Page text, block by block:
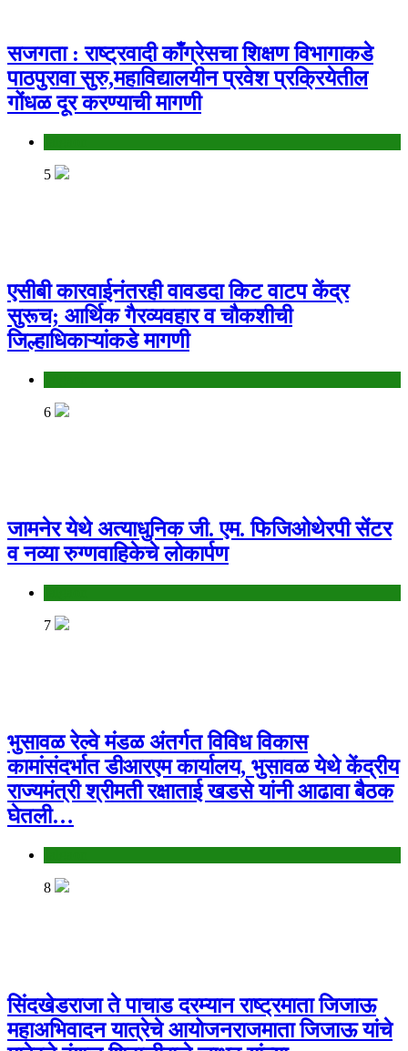
सजगता : राष्ट्रवादी काँग्रेसचा शिक्षण विभागाकडे
पाठपुरावा सुरु,महाविद्यालयीन प्रवेश प्रक्रियेतील
गोंधळ दूर करण्याची मागणी
5
एसीबी कारवाईनंतरही वावडदा किट वाटप केंद्र
सुरूच; आर्थिक गैरव्यवहार व चौकशीची
जिल्हाधिकाऱ्यांकडे मागणी
6
जामनेर येथे अत्याधुनिक जी. एम. फिजिओथेरपी सेंटर
व नव्या रुग्णवाहिकेचे लोकार्पण
7
भुसावळ रेल्वे मंडळ अंतर्गत विविध विकास
कामांसंदर्भात डीआरएम कार्यालय, भुसावळ येथे केंद्रीय
राज्यमंत्री श्रीमती रक्षाताई खडसे यांनी आढावा बैठक
घेतली…
8
सिंदखेडराजा ते पाचाड दरम्यान राष्ट्रमाता जिजाऊ
महाअभिवादन यात्रेचे आयोजनराजमाता जिजाऊ यांचे